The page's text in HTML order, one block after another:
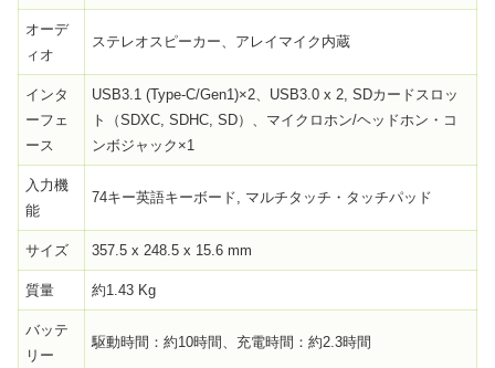
オーデ
ィオ
ステレオスピーカー、アレイマイク内蔵
インタ
ーフェ
ース
USB3.1 (Type-C/Gen1)×2、USB3.0 x 2, SDカードスロッ
ト（SDXC, SDHC, SD）、マイクロホン/ヘッドホン・コ
ンボジャック×1
入力機
能
74キー英語キーボード, マルチタッチ・タッチパッド
サイズ 357.5 x 248.5 x 15.6 mm
質量 約1.43 Kg
バッテ
リー
駆動時間：約10時間、充電時間：約2.3時間